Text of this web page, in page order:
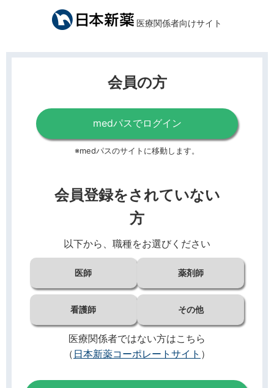
医療関係者向けサイト
会員の方
medパスでログイン
※medパスのサイトに移動します。
会員登録をされていない
方
以下から、職種をお選びください
医師 薬剤師
看護師 その他
医療関係者ではない方はこちら
（ 日本新薬コーポレートサイト ）